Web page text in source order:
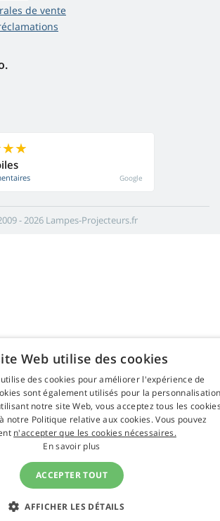
de vente
Google
- 2026 Lampes-Projecteurs.fr
Web utilise des cookies
des cookies pour améliorer l'expérience de
sont également utilisés pour la
notre site Web, vous acceptez tous les
notre Politique relative aux cookies. Vous pouvez
n'accepter que les cookies nécessaires.
En savoir plus
ACCEPTER TOUT
AFFICHER LES DÉTAILS